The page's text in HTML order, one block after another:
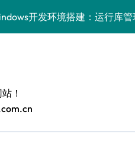
开发环境搭建：运行库管
云架构下弹性计算优化探索
机视觉索引漏洞深度剖析与修复
优化驱动：容器编排策略在服
！